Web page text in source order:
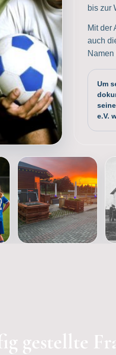
bis zur
Mit der
auch
Um
e.V.
gestellte